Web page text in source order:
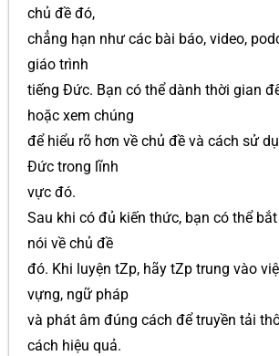
chủ đề đó,
chẳng hạn như các bài báo, video,
giáo trình
tiếng Đức. Bạn có thể dành thời gian
hoặc xem chúng
để hiểu rõ hơn về chủ đề và cách sử
Đức trong lĩnh
vực đó.
Sau khi có đủ kiến thức, bạn có thể
nói về chủ đề
đó. Khi luyện tZp, hãy tZp trung vào
vựng, ngữ pháp
và phát âm đúng cách để truyền tải
cách hiệu quả.